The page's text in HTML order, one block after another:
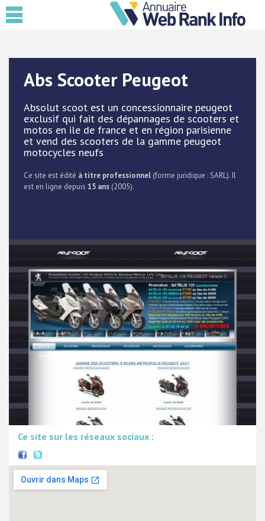
Abs Scooter Peugeot
Absolut scoot est un concessionnaire peugeot
exclusif qui fait des dépannages de scooters et
motos en ile de france et en région parisienne
et vend des scooters de la gamme peugeot
motocycles neufs
Ce site est édité à titre professionnel (forme juridique : SARL). Il
est en ligne depuis 15 ans (2005).
Ce site sur les réseaux sociaux :